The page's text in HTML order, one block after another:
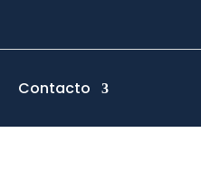
Contacto